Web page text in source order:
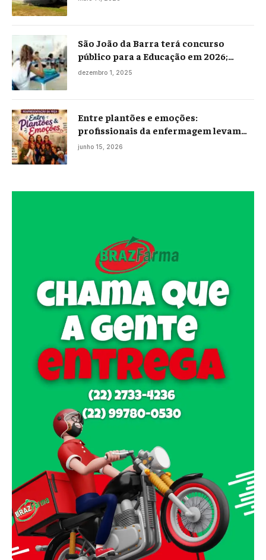
São João da Barra terá concurso
público para a Educação em 2026;
projeto já está na Câmara
dezembro 1, 2025
Entre plantões e emoções:
profissionais da enfermagem levam
histórias reais ao palco em Campos
junho 15, 2026